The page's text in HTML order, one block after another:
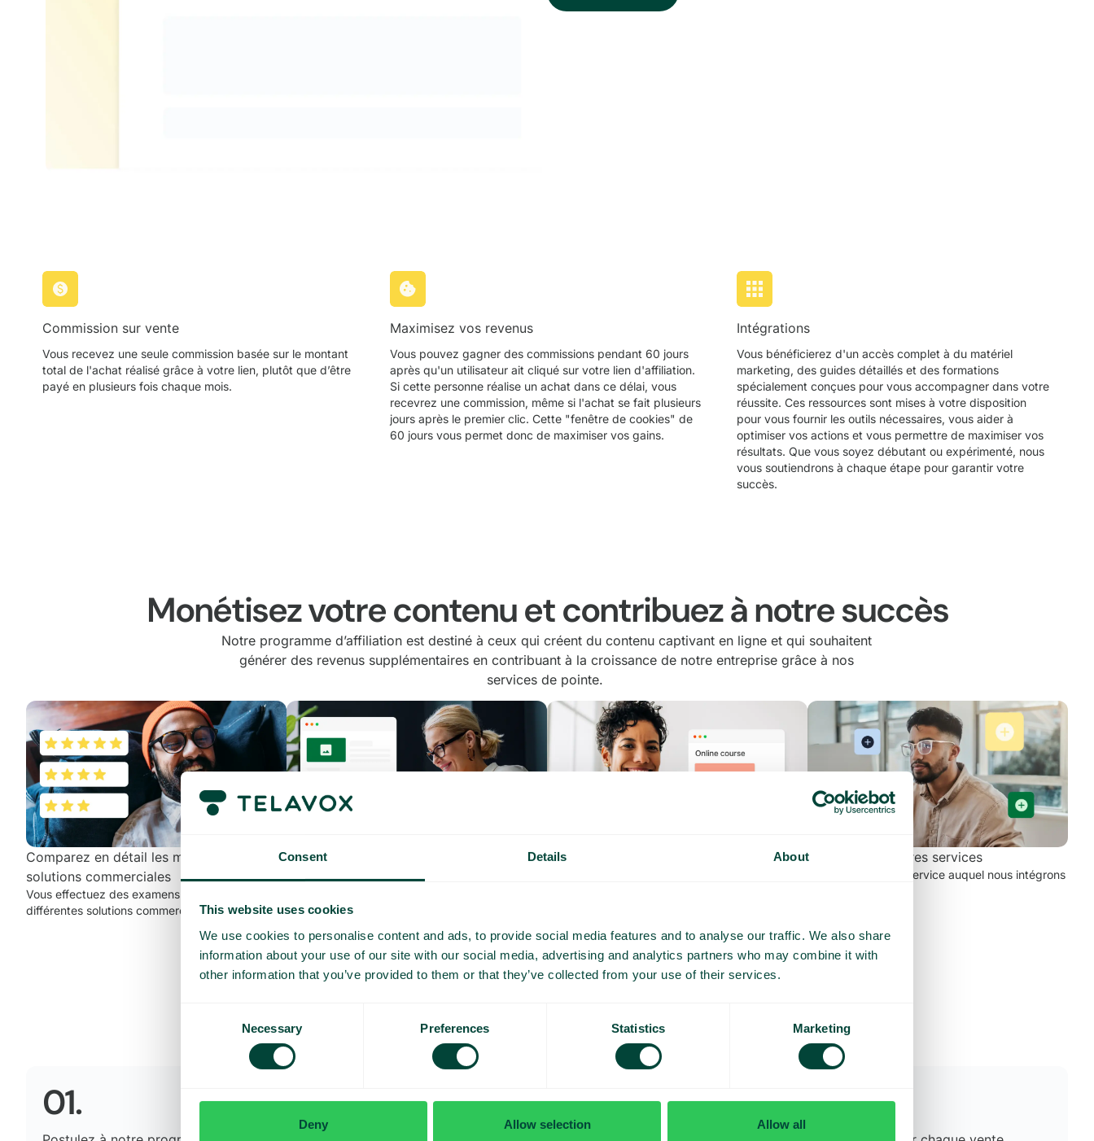
Consent Details About
This website uses cookies
We use cookies to personalise content and ads, to provide social media features and to analyse our traffic. We also share
information about your use of our site with our social media, advertising and analytics partners who may combine it with
other information that you’ve provided to them or that they’ve collected from your use of their services.
Necessary Preferences Statistics Marketing
Deny Allow selection Allow all
Commission sur vente
Vous recevez une seule commission basée sur le montant
total de l'achat réalisé grâce à votre lien, plutôt que d’être
payé en plusieurs fois chaque mois.
Maximisez vos revenus
Vous pouvez gagner des commissions pendant 60 jours
après qu'un utilisateur ait cliqué sur votre lien d'affiliation.
Si cette personne réalise un achat dans ce délai, vous
recevrez une commission, même si l'achat se fait plusieurs
jours après le premier clic. Cette "fenêtre de cookies" de
60 jours vous permet donc de maximiser vos gains.
Intégrations
Vous bénéficierez d'un accès complet à du matériel
marketing, des guides détaillés et des formations
spécialement conçues pour vous accompagner dans votre
réussite. Ces ressources sont mises à votre disposition
pour vous fournir les outils nécessaires, vous aider à
optimiser vos actions et vous permettre de maximiser vos
résultats. Que vous soyez débutant ou expérimenté, nous
vous soutiendrons à chaque étape pour garantir votre
succès.
Monétisez votre contenu et contribuez à notre succès
Notre programme d’affiliation est destiné à ceux qui créent du contenu captivant en ligne et qui souhaitent
générer des revenus supplémentaires en contribuant à la croissance de notre entreprise grâce à nos
services de pointe.
Comparez en détail les meilleures
solutions commerciales
Vous effectuez des examens approfondis de
différentes solutions commerciales.
Créer un contenu attrayant
d’articles de blog, de vidéos YouTube ou d’un
L'éducation numérique Intégration d'autres services
Vous proposez un service auquel nous intégrons
Commencez tout de suite
01.
02. 03.